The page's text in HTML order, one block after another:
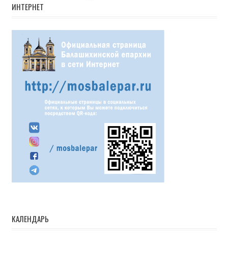
ИНТЕРНЕТ
КАЛЕНДАРЬ